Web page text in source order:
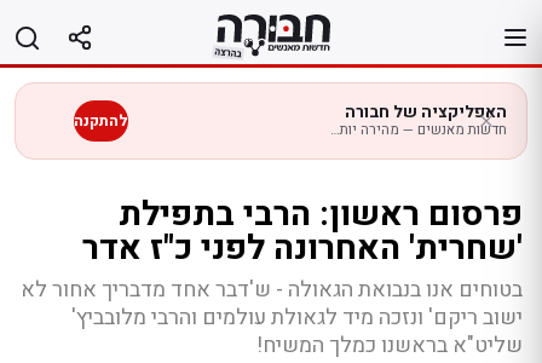
לתוכן
האפליקציה של חבורה
חדשות מאנשים — מהירה יותר בנייד להתקנה
פרסום ראשון: הרבי בתפילת
'שחרית' האחרונה לפני כ"ז אדר
בטוחים אנו בנבואת הגאולה - ש'דבר אחד מדבריך אחור לא
ישוב ריקם' ונזכה מיד לגאולת עולמים והרבי מלובביץ'
שליט"א בראשנו כמלך המשיח!